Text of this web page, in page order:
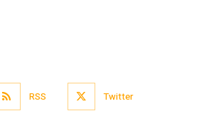
RSS Twitter